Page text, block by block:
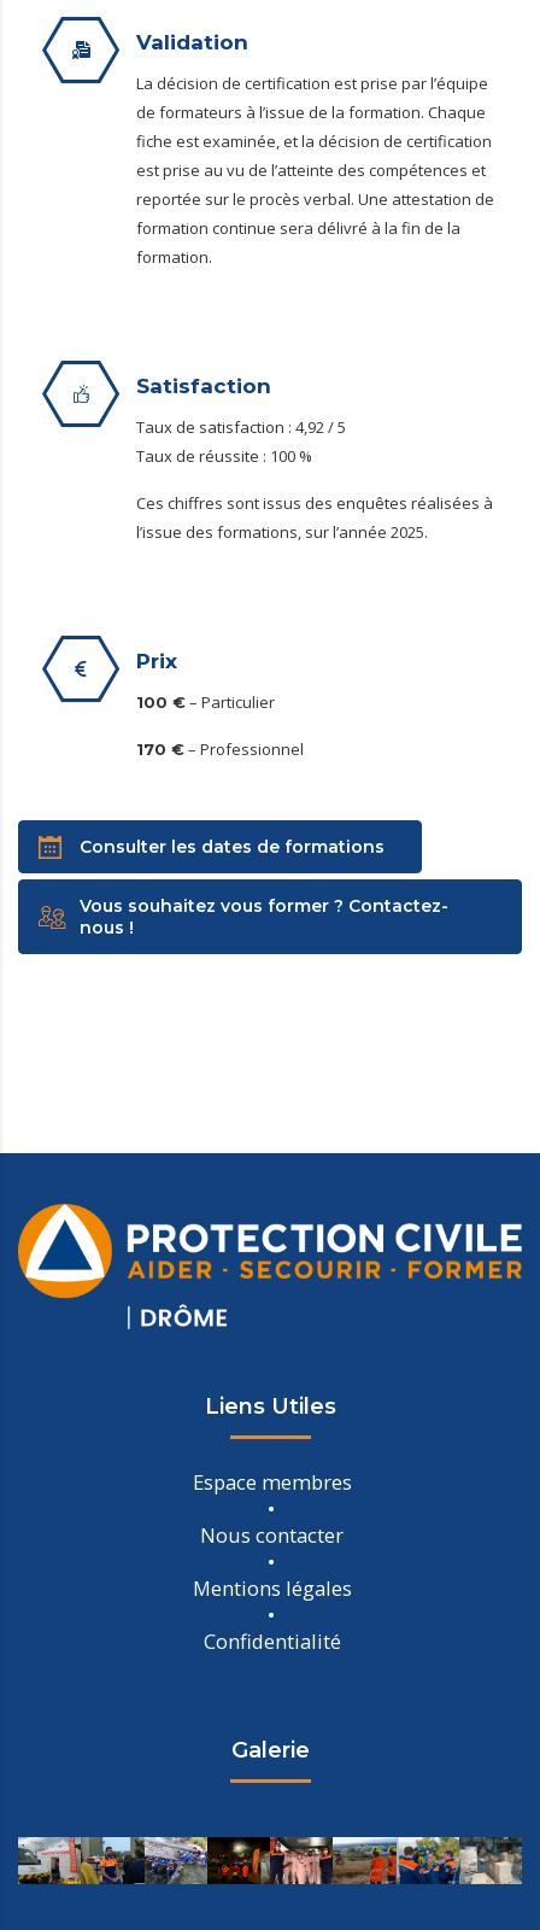
Validation
La décision de certification est prise par l’équipe
de formateurs à l’issue de la formation. Chaque
fiche est examinée, et la décision de certification
est prise au vu de l’atteinte des compétences et
reportée sur le procès verbal. Une attestation de
formation continue sera délivré à la fin de la
formation.
Satisfaction
Taux de satisfaction : 4,92 / 5
Taux de réussite : 100 %
Ces chiffres sont issus des enquêtes réalisées à
l’issue des formations, sur l’année 2025.
Prix
100 €– Particulier
170 €– Professionnel
Consulter les dates de formations
Vous souhaitez vous former ? Contactez-
nous !
Liens Utiles
Espace membres
Nous contacter
Mentions légales
Confidentialité
Galerie